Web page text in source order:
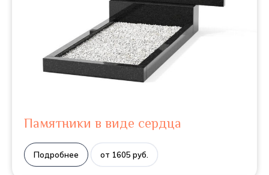
Памятники в виде сердца
Подробнее от 1605 руб.